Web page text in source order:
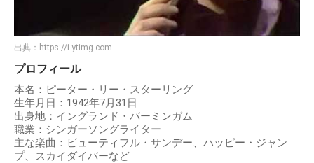
出典： https://i.ytimg.com
プロフィール
本名：ピーター・リー・スターリング
生年月日：1942年7月31日
出身地：イングランド・バーミンガム
職業：シンガーソングライター
主な楽曲：ビューティフル・サンデー、ハッピー・ジャン
プ、スカイダイバーなど